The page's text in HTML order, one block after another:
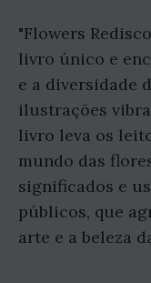
"Flowers
livro único e
e a diversidade
ilustrações
livro leva os
mundo das
significados e
públicos, que
arte e a beleza